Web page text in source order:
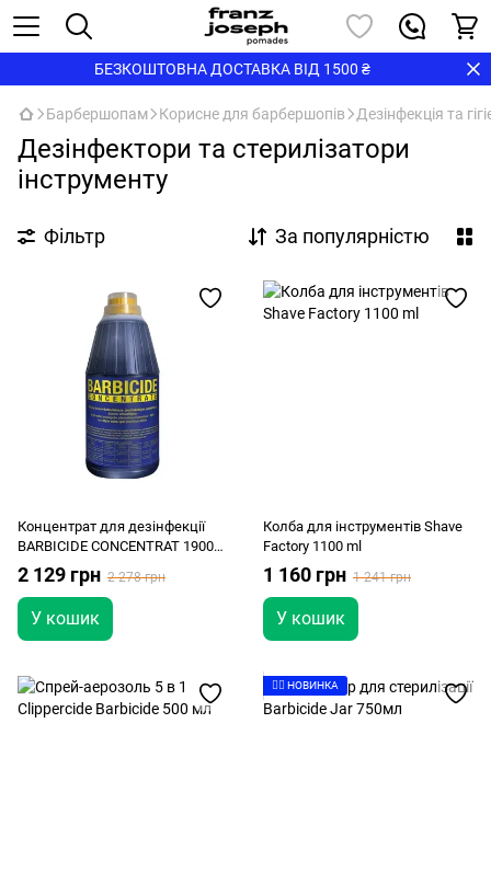
БЕЗКОШТОВНА ДОСТАВКА ВІД 1500 ₴
Барбершопам Корисне для барбершопів Дезінфекція та
Дезінфектори та стерилізатори
інструменту
Фільтр За популярністю
Концентрат для дезінфекції
BARBICIDE CONCENTRAT 1900
мл
2 129 грн 2 278 грн
У кошик
Колба для інструментів Shave
Factory 1100 ml
1 160 грн 1 241 грн
У кошик
👉🏻 НОВИНКА